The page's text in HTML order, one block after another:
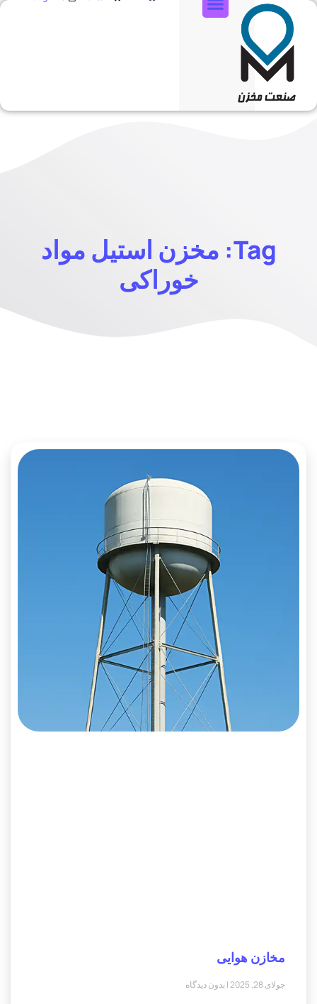
Tag: مخزن استیل مواد
خوراکی
مخازن هوایی
جولای 28, 2025 بدون دیدگاه